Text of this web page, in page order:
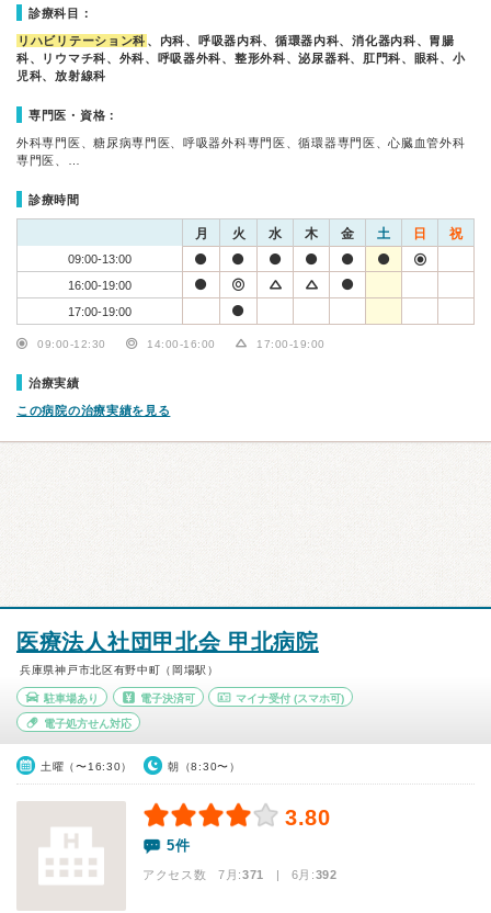
診療科目：
リハビリテーション科 、内科、呼吸器内科、循環器内科、消化器内科、胃腸
科、リウマチ科、外科、呼吸器外科、整形外科、泌尿器科、肛門科、眼科、小
児科、放射線科
専門医・資格：
外科専門医、糖尿病専門医、呼吸器外科専門医、循環器専門医、心臓血管外科
専門医、…
診療時間
月 火 水 木 金 土 日 祝
09:00-13:00
16:00-19:00
17:00-19:00
09:00-12:30 14:00-16:00 17:00-19:00
治療実績
この病院の治療実績を見る
医療法人社団甲北会 甲北病院
兵庫県神戸市北区有野中町（岡場駅）
駐車場あり 電子決済可 マイナ受付 (スマホ可)
電子処方せん対応
土曜（〜16:30） 朝（8:30〜）
3.80
5件
アクセス数 7月:371 | 6月:392